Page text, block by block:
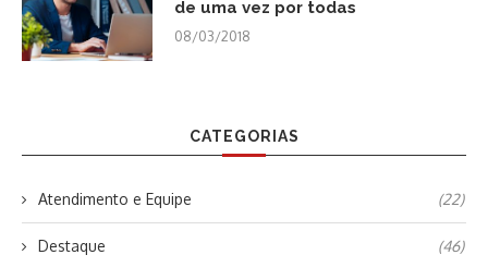
de uma vez por todas
08/03/2018
CATEGORIAS
Atendimento e Equipe (22)
Destaque (46)